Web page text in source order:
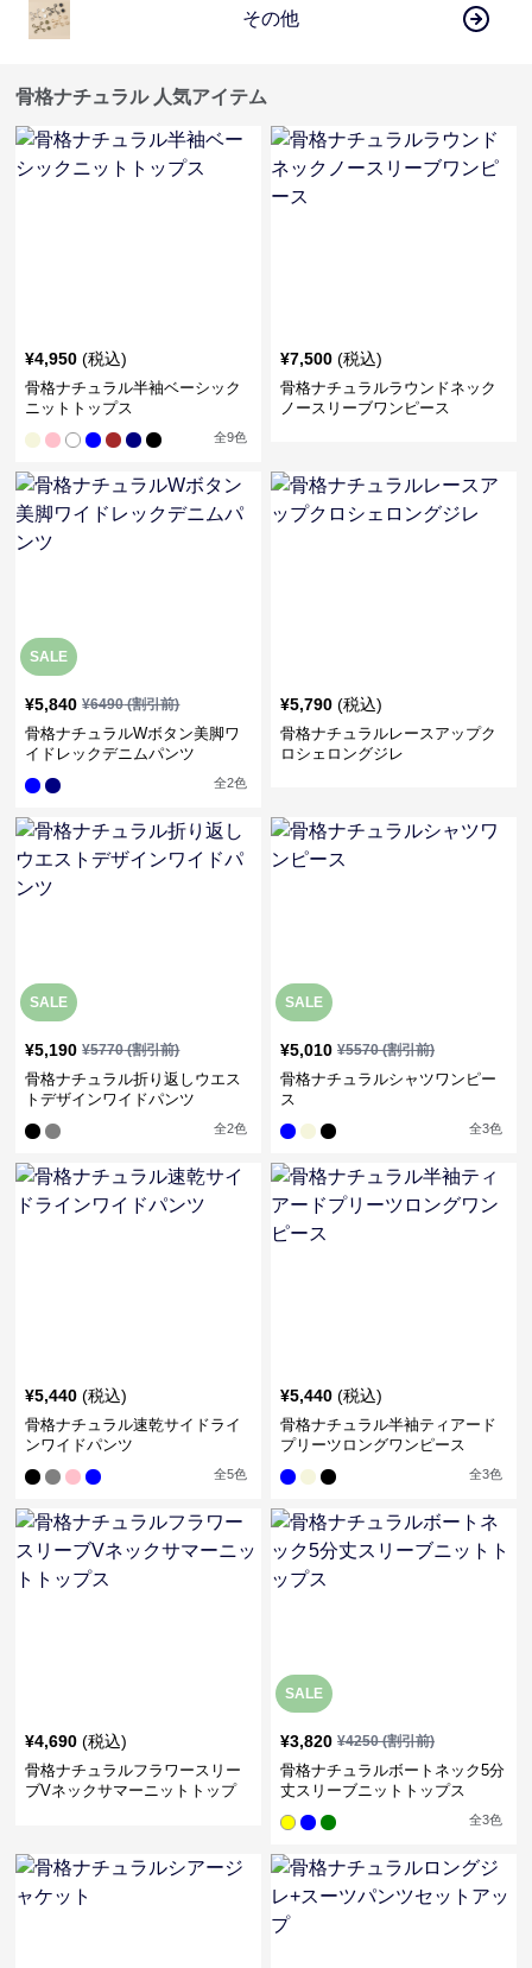
その他
骨格ナチュラル 人気アイテム
¥4,950 (税込)
骨格ナチュラル半袖ベーシック
ニットトップス
全9色
¥7,500 (税込)
骨格ナチュラルラウンドネック
ノースリーブワンピース
SALE
¥5,840 ¥6490(割引前)
骨格ナチュラルWボタン美脚ワ
イドレックデニムパンツ
全2色
¥5,790 (税込)
骨格ナチュラルレースアップク
ロシェロングジレ
SALE
¥5,190 ¥5770(割引前)
骨格ナチュラル折り返しウエス
トデザインワイドパンツ
全2色
SALE
¥5,010 ¥5570(割引前)
骨格ナチュラルシャツワンピー
ス
全3色
¥5,440 (税込)
骨格ナチュラル速乾サイドライ
ンワイドパンツ
全5色
¥5,440 (税込)
骨格ナチュラル半袖ティアード
プリーツロングワンピース
全3色
¥4,690 (税込)
骨格ナチュラルフラワースリー
ブVネックサマーニットトップ
SALE
¥3,820 ¥4250(割引前)
骨格ナチュラルボートネック5分
丈スリーブニットトップス
全3色